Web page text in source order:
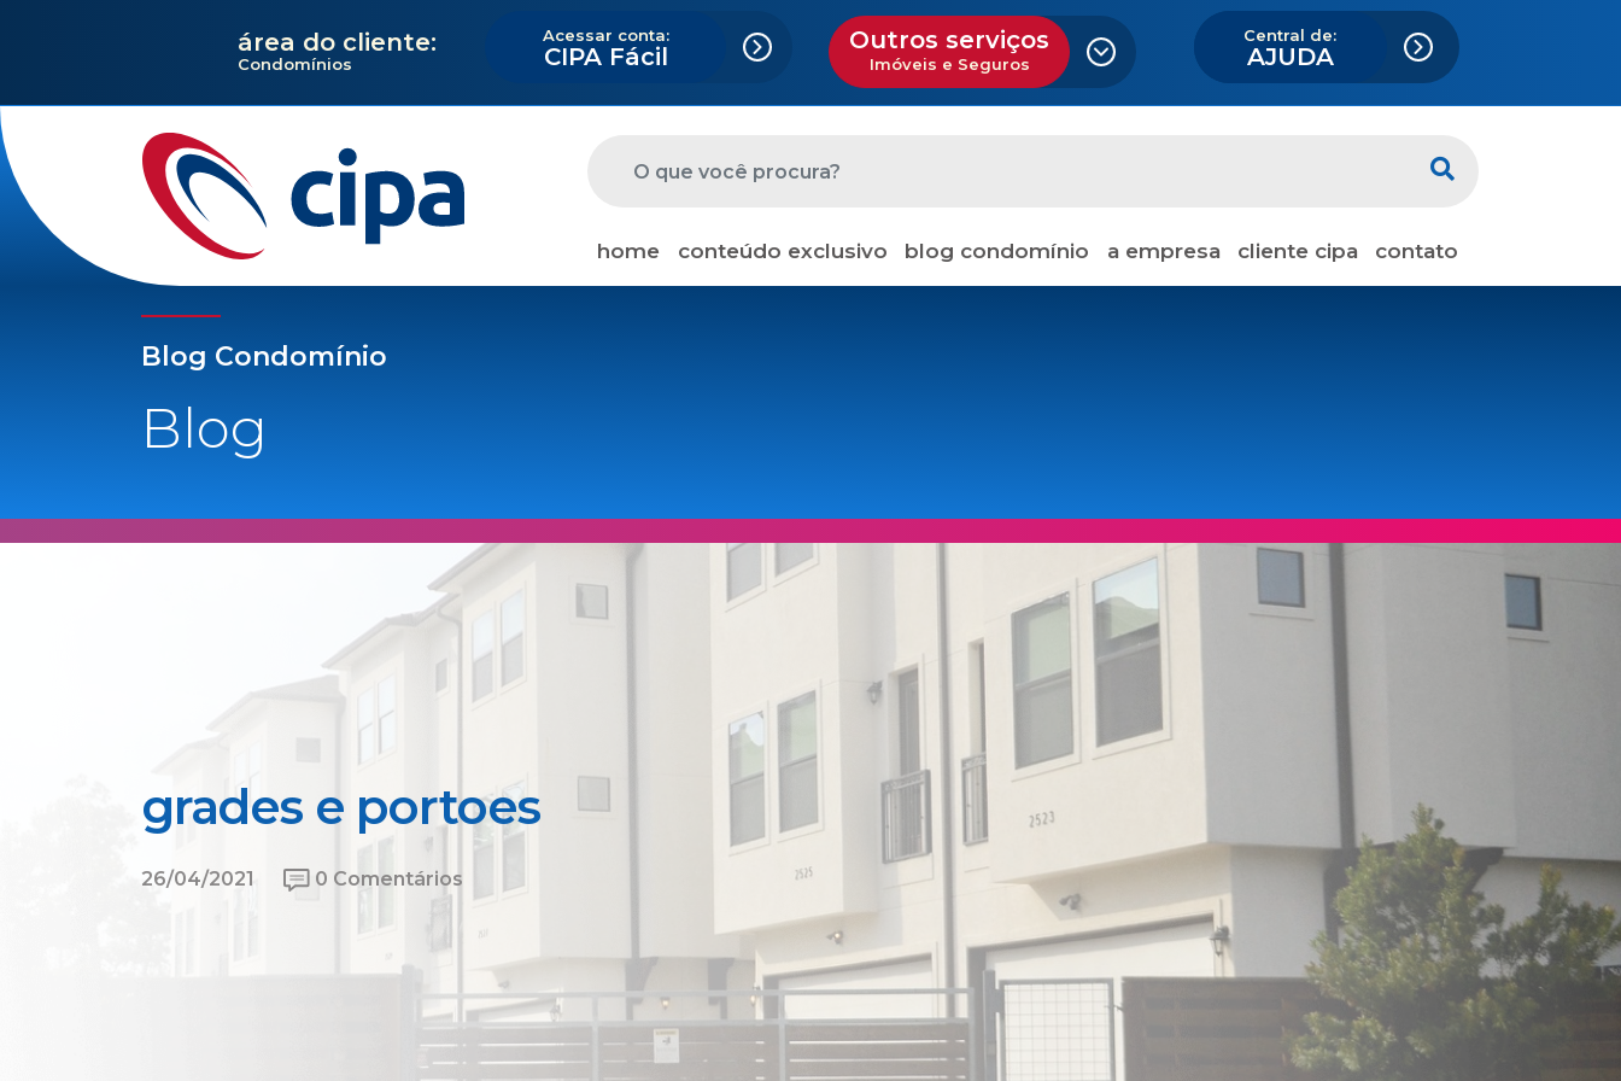
área do cliente:
Condomínios
Acessar conta:
CIPA Fácil
Outros serviços
Imóveis e Seguros
Central de:
AJUDA
home conteúdo exclusivo blog condomínio a empresa cliente cipa contato
Blog Condomínio
Blog
grades e portoes
26/04/2021 0 Comentários